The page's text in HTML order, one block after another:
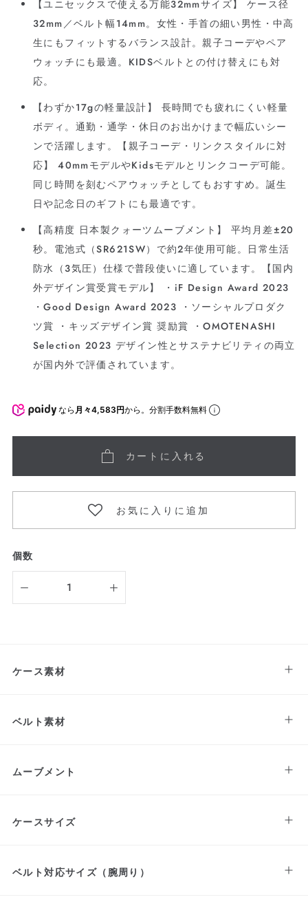
【ユニセックスで使える万能32mmサイズ】 ケース径
32mm／ベルト幅14mm。女性・手首の細い男性・中高
生にもフィットするバランス設計。親子コーデやペア
ウォッチにも最適。KIDSベルトとの付け替えにも対
応。
【わずか17gの軽量設計】 長時間でも疲れにくい軽量
ボディ。通勤・通学・休日のお出かけまで幅広いシー
ンで活躍します。【親子コーデ・リンクスタイルに対
応】 40mmモデルやKidsモデルとリンクコーデ可能。
同じ時間を刻むペアウォッチとしてもおすすめ。誕生
日や記念日のギフトにも最適です。
【高精度 日本製クォーツムーブメント】 平均月差±20
秒。電池式（SR621SW）で約2年使用可能。日常生活
防水（3気圧）仕様で普段使いに適しています。【国内
外デザイン賞受賞モデル】 ・iF Design Award 2023
・Good Design Award 2023 ・ソーシャルプロダク
ツ賞 ・キッズデザイン賞 奨励賞 ・OMOTENASHI
Selection 2023 デザイン性とサステナビリティの両立
が国内外で評価されています。
なら 月々4,583円から。分割手数料無料
カートに入れる
お気に入りに追加
個数
ケース素材
ベルト素材
ムーブメント
ケースサイズ
ベルト対応サイズ（腕周り）